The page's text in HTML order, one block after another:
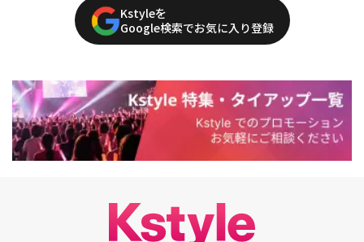
Kstyleを
Google検索でお気に入り登録